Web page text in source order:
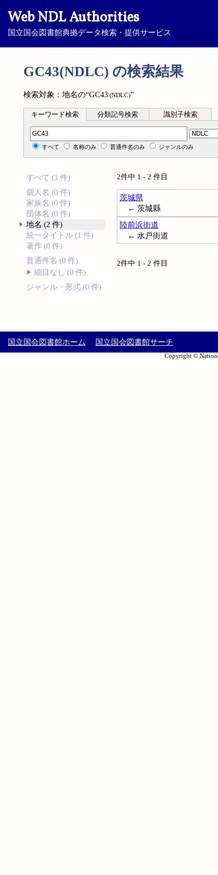
Web NDL Authorities
国立国会図書館典拠データ検索・提供サービス
GC43(NDLC) の検索結果
検索対象：地名の“GC43 (NDLC)”
キーワード検索 分類記号検索 識別子検索
分類記号検索
すべて 名称のみ 普通件名のみ ジャンルのみ
すべて (3 件)
個人名 (0 件)
家族名 (0 件)
団体名 (0 件)
地名 (2 件)
統一タイトル (1 件)
著作 (0 件)
普通件名 (0 件)
細目なし (0 件)
ジャンル・形式 (0 件)
2件中 1 - 2 件目
茨城県
← 茨城縣
陸前浜街道
← 水戸街道
2件中 1 - 2 件目
国立国会図書館ホーム 国立国会図書館サーチ
Copyright ©